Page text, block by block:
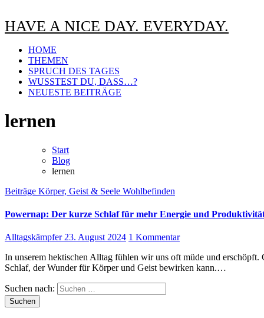
HAVE A NICE DAY. EVERYDAY.
HOME
THEMEN
SPRUCH DES TAGES
WUSSTEST DU, DASS…?
NEUESTE BEITRÄGE
lernen
Start
Blog
lernen
Beiträge Körper, Geist & Seele Wohlbefinden
Powernap: Der kurze Schlaf für mehr Energie und
Alltagskämpfer23. August 2024 1 Kommentar
In unserem hektischen Alltag fühlen wir uns oft müde und erschöpft. Genau hier kommt der Powernap ins Spiel – ein kurzer
Schlaf, der Wunder für Körper und Geist bewirken kann.…
Suchen nach: